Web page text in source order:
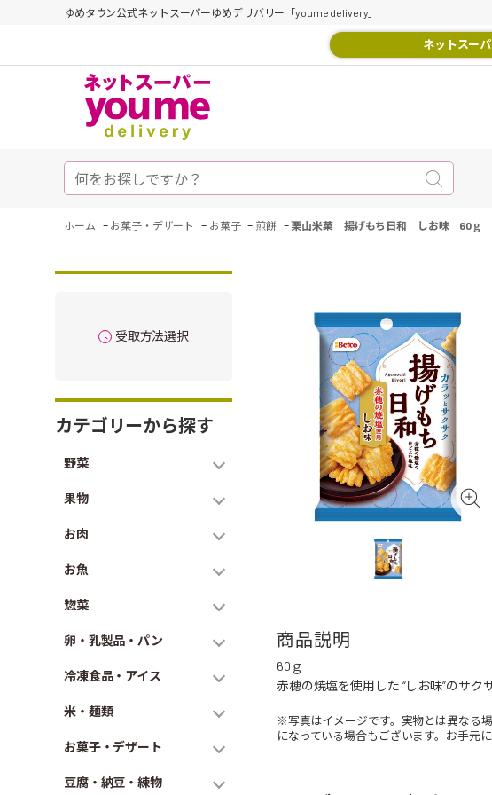
ゆめタウン公式ネットスーパーゆめデリバリー「youme delivery」
ネットスー
ホーム - お菓子・デザート - お菓子 - 煎餅 -栗山米菓 揚げもち日和 しお味 60ｇ
受取方法選択
カテゴリーから探す
野菜
果物
お肉
お魚
惣菜
卵・乳製品・パン
冷凍食品・アイス
米・麺類
お菓子・デザート
豆腐・納豆・練物
商品説明
60ｇ
赤穂の焼塩を使用した “しお味”のサ
※写真はイメージです。実物とは異なる
になっている場合もございます。お手元